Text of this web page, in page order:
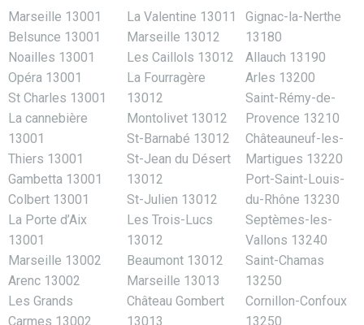
Marseille 13001
Belsunce 13001
Noailles 13001
Opéra 13001
St Charles 13001
La cannebière
13001
Thiers 13001
Gambetta 13001
Colbert 13001
La Porte d’Aix
13001
Marseille 13002
Arenc 13002
Les Grands
Carmes 13002
La Valentine 13011
Marseille 13012
Les Caillols 13012
La Fourragère
13012
Montolivet 13012
St-Barnabé 13012
St-Jean du Désert
13012
St-Julien 13012
Les Trois-Lucs
13012
Beaumont 13012
Marseille 13013
Château Gombert
13013
Gignac-la-Nerthe
13180
Allauch 13190
Arles 13200
Saint-Rémy-de-
Provence 13210
Châteauneuf-les-
Martigues 13220
Port-Saint-Louis-
du-Rhône 13230
Septèmes-les-
Vallons 13240
Saint-Chamas
13250
Cornillon-Confoux
13250